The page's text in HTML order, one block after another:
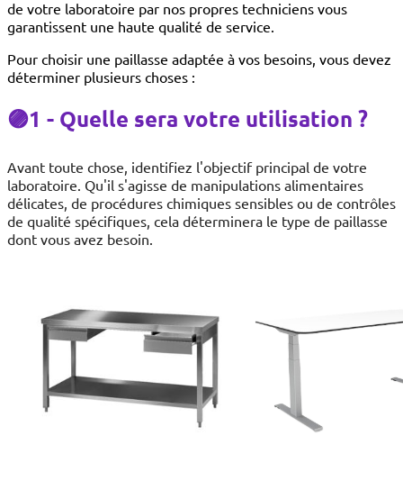
de votre laboratoire par nos propres techniciens vous
garantissent une haute qualité de service.
Pour choisir une paillasse adaptée à vos besoins, vous devez
déterminer plusieurs choses :
🟣1 - Quelle sera votre utilisation ?
Avant toute chose, identifiez l'objectif principal de votre
laboratoire. Qu'il s'agisse de manipulations alimentaires
délicates, de procédures chimiques sensibles ou de contrôles
de qualité spécifiques, cela déterminera le type de paillasse
dont vous avez besoin.